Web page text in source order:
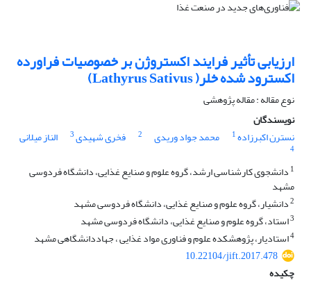
ارزیابی تأثیر فرایند اکستروژن بر خصوصیات فراورده
اکسترود شده خلر( Lathyrus Sativus)
نوع مقاله : مقاله پژوهشی
نویسندگان
نسترن اکبرزاده1 محمد جواد وریدی 2 فخری شهیدی3 الناز میلانی
4
1 دانشجوی کارشناسی ارشد، گروه علوم و صنایع غذایی، دانشگاه فردوسی
مشهد
2دانشیار، گروه علوم و صنایع غذایی، دانشگاه فردوسی مشهد
3استاد، گروه علوم و صنایع غذایی، دانشگاه فردوسی مشهد
4استادیار، پژوهشکده علوم و فناوری مواد غذایی ، جهاددانشگاهی مشهد
10.22104/jift.2017.478
چکیده